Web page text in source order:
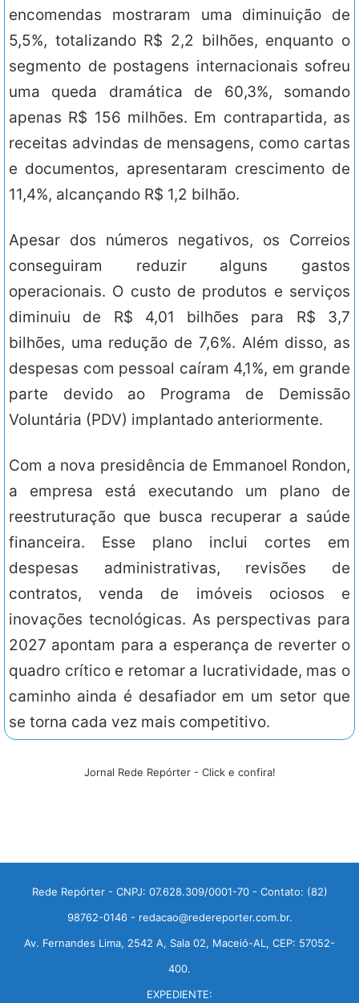
encomendas mostraram uma diminuição de
5,5%, totalizando R$ 2,2 bilhões, enquanto o
segmento de postagens internacionais sofreu
uma queda dramática de 60,3%, somando
apenas R$ 156 milhões. Em contrapartida, as
receitas advindas de mensagens, como cartas
e documentos, apresentaram crescimento de
11,4%, alcançando R$ 1,2 bilhão.
Apesar dos números negativos, os Correios
conseguiram reduzir alguns gastos
operacionais. O custo de produtos e serviços
diminuiu de R$ 4,01 bilhões para R$ 3,7
bilhões, uma redução de 7,6%. Além disso, as
despesas com pessoal caíram 4,1%, em grande
parte devido ao Programa de Demissão
Voluntária (PDV) implantado anteriormente.
Com a nova presidência de Emmanoel Rondon,
a empresa está executando um plano de
reestruturação que busca recuperar a saúde
financeira. Esse plano inclui cortes em
despesas administrativas, revisões de
contratos, venda de imóveis ociosos e
inovações tecnológicas. As perspectivas para
2027 apontam para a esperança de reverter o
quadro crítico e retomar a lucratividade, mas o
caminho ainda é desafiador em um setor que
se torna cada vez mais competitivo.
Jornal Rede Repórter - Click e confira!
Rede Repórter - CNPJ: 07.628.309/0001-70 - Contato: (82)
98762-0146 - redacao@redereporter.com.br.
Av. Fernandes Lima, 2542 A, Sala 02, Maceió-AL, CEP: 57052-
400.
EXPEDIENTE: